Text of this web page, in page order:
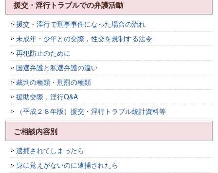
援交・淫行トラブルでの弁護活動
援交・淫行で刑事事件になった場合の流れ
未成年・少年との交際，性交を規制する法令
再犯防止のために
国選弁護と私選弁護の違い
裁判の種類・刑罰の種類
援助交際，淫行Q&A
（平成２８年版）援交・淫行トラブル統計資料等
ご相談内容別
逮捕されてしまったら
身に覚えがないのに逮捕されたら